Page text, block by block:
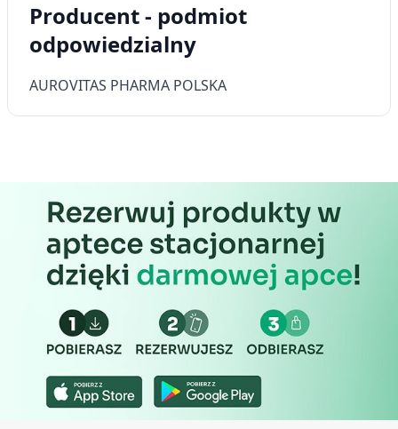
Producent - podmiot
odpowiedzialny
AUROVITAS PHARMA POLSKA